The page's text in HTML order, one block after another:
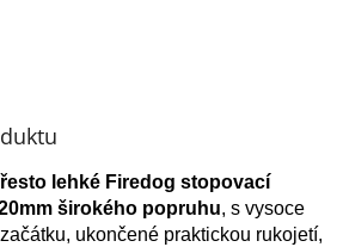
lehké Firedog stopovací
širokého popruhu, s vysoce
ukončené praktickou rukojetí,